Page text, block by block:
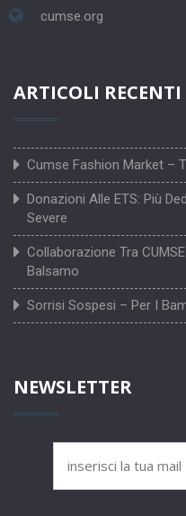
cumse.org
ARTICOLI RECENTI
Cumse Fashion Market –
Donazioni Alle ETS: Più
Severe
Collaborazione Tra
Balsamo
Sorrisi Sospesi – Per I
NEWSLETTER